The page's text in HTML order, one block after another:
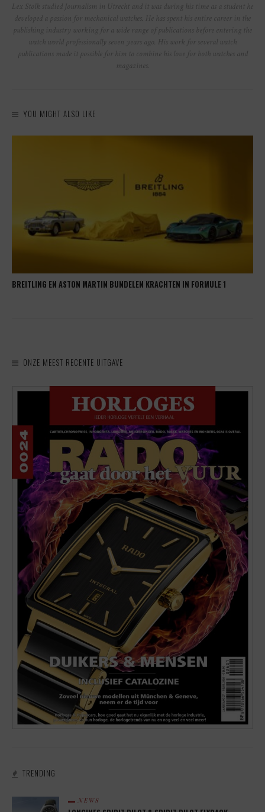
Lex Stolk studied Journalism in Utrecht and it was during his time as a student he
developed a passion for mechanical watches. He has spent his entire career in the
publishing industry working for a wide range of publications before entering the
watch world professionally seven years ago. His work for several watch
publications made it possible for him to combine his love for both watches and
magazines.
YOU MIGHT ALSO LIKE
BREITLING EN ASTON MARTIN BUNDELEN KRACHTEN IN FORMULE 1
ONZE MEEST RECENTE UITGAVE
TRENDING
NEWS